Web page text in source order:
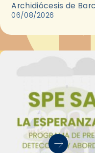
Archidiócesis de
convivencias Be
06/08/2026